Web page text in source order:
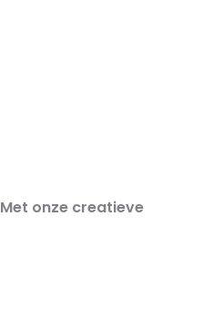
onze creatieve